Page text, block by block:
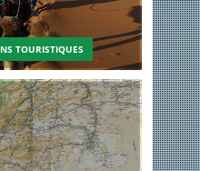
TOURISTIQUES